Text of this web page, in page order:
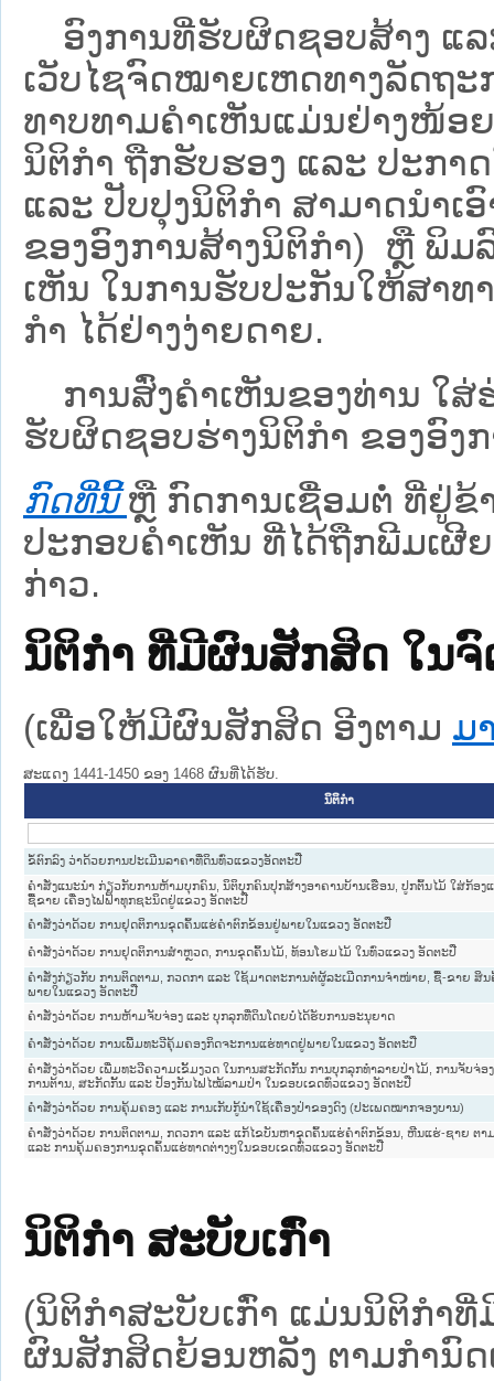
ອົງການທີ່ຮັບຜິດຊອບສ້າງ ແລ
ເວັບ​ໄຊຈົດໝາຍເຫດທາງລັດຖະ
ທາບທາມຄໍາເຫັນແມ່ນຢ່າງໜ້ອ
ນິຕິກໍາ ຖືກຮັບຮອງ ແລະ ປະກາ
ແລະ ປັບປຸງນິຕິກໍາ ສາມາດນຳເ
ຂອງອົງການສ້າງນິຕິກຳ) ຫຼື ພິມ
ເຫັນ ໃນການຮັບປະກັນໃຫ້ສາທ
ກຳ ໄດ້ຢ່າງງ່າຍດາຍ.
ການສົ່ງຄໍາເຫັນຂອງທ່ານ ໃສ່
ຮັບຜິດຊອບຮ່າງນິຕິກຳ ຂອງອົງ
ກົດທີ່ນີ້ ຫຼື ກົດການເຊື່ອມຕໍ່ ທີ່ຢູ່ຂ້
ປະກອບຄຳເຫັນ ທີ່ໄດ້ຖືກພີມເຜີ
ກ່າວ.
ນິຕິກໍາ ທີ່ມີຜົນສັກສິດ ໃນ
(ເພື່ອໃຫ້ມີຜົນສັກສິດ ອີງຕາມ ມ
ສະແດງ 1441-1450 ຂອງ 1468 ຜົນທີ່ໄດ້ຮັບ.
ນິຕິກໍາ
ຂໍ້ຕົກລົງ ວ່າດ້ວຍການປະເມີນລາຄາທີ່ດິນທົ່ວແຂວງອັດຕະປື
ຄຳສັ່ງແນະນຳ ກ່ຽວກັບການຫ້າມບຸກຄົນ, ນິຕິບຸກຄົນປຸກສ້າງອາຄານບ້ານເຮືອນ, ປູກຕົ້ນໄມ້ ໃສ່ກ້ອ
ຊື້ຂາຍ ເຄື່ອງໄຟຟ້າທຸກຊະນິດຢູ່ແຂວງ ອັດຕະປື
ຄຳສັ່ງວ່າດ້ວຍ ການຢຸດຕິການຂຸດຄົ້ນແຮ່ຄຳຕົກຂ້ອນຢູ່ພາຍໃນແຂວງ ອັດຕະປື
ຄຳສັ່ງວ່າດ້ວຍ ການຢຸດຕິການສຳຫຼວດ, ການຂຸດຄົ້ນໄມ້, ທ້ອນໂຮມໄມ້ ໃນທົ່ວແຂວງ ອັດຕະປື
ຄຳສັ່ງກ່ຽວກັບ ການຕິດຕາມ, ກວດກາ ແລະ ໃຊ້ມາດຕະການຕໍ່ຜູ້ລະເມີດການຈຳໜ່າຍ, ຊື້-ຂາຍ ສິນ
ພາຍໃນແຂວງ ອັດຕະປື
ຄຳສັ່ງວ່າດ້ວຍ ການຫ້າມຈັບຈ່ອງ ແລະ ບຸກລຸກທີ່ດິນໂດຍບໍ່ໄດ້ຮັບການອະນຸຍາດ
ຄຳສັ່ງວ່າດ້ວຍ ການເພີ້ມທະວີຄຸ້ມຄອງກິດຈະການແຮ່ທາດຢູ່ພາຍໃນແຂວງ ອັດຕະປື
ຄຳສັ່ງວ່າດ້ວຍ ເພີ່ມທະວີຄວາມເຂັ້ມງວດ ໃນການສະກັດກັ້ນ ການບຸກລຸກທຳລາຍປ່າໄມ້, ການຈັບຈ່ອ
ການຕ້ານ, ສະກັດກັ້ນ ແລະ ປ້ອງກັນໄຟໄໝ້ລາມປ່າ ໃນຂອບເຂດທົ່ວແຂວງ ອັດຕະປື
ຄຳສັ່ງວ່າດ້ວຍ ການຄຸ້ມຄອງ ແລະ ການເກັບກູ້ນຳໃຊ້ເຄື່ອງປ່າຂອງດົງ (ປະເພດໝາກຈອງບານ)
ຄຳສັ່ງວ່າດ້ວຍ ການຕິດຕາມ, ກດວກາ ແລະ ແກ້ໄຂບັນຫາຂຸດຄົ້ນແຮ່ຄຳຕົກຂ້ອນ, ຫີນແຮ່-ຊາຍ ຕາ
ແລະ ການຄຸ້ມຄອງການຂຸດຄົ້ນແຮ່ທາດຕ່າງໆໃນຂອບເຂດທົ່ວແຂວງ ອັດຕະປື
ນິຕິກໍາ ສະບັບເກົ່າ
(ນິຕິກໍາສະບັບເກົ່າ ແມ່ນນິຕິກໍາ
ຜົນສັກສິດຍ້ອນຫລັງ ຕາມກໍານົດ